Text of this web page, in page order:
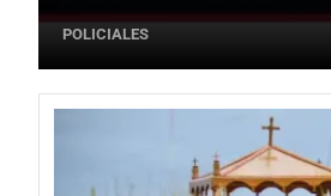
POLICIALES